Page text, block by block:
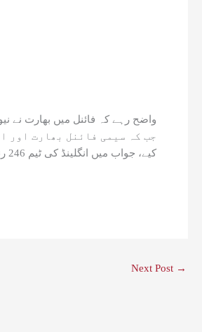
واضح رہے کہ فائنل میں بھارت نے نیوزی لینڈ کو 96 رنز سے شکست دے کر ٹائٹل اپنے نام کیا، یہ میچ نریندر مودی
کیے، جواب میں انگلینڈ کی ٹیم 246 رنز بناسکی تھی۔
Next Post →